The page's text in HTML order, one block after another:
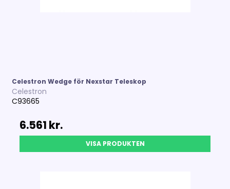
Celestron Wedge för Nexstar Teleskop
Celestron
C93665
6.561 kr.
VISA PRODUKTEN